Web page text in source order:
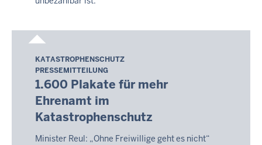
Samstag,
8.
August
2026
-
14:09
KATASTROPHENSCHUTZ
PRESSEMITTEILUNG
1.600 Plakate für mehr
Ehrenamt im
Katastrophenschutz
Minister Reul: „Ohne Freiwillige geht es nicht“